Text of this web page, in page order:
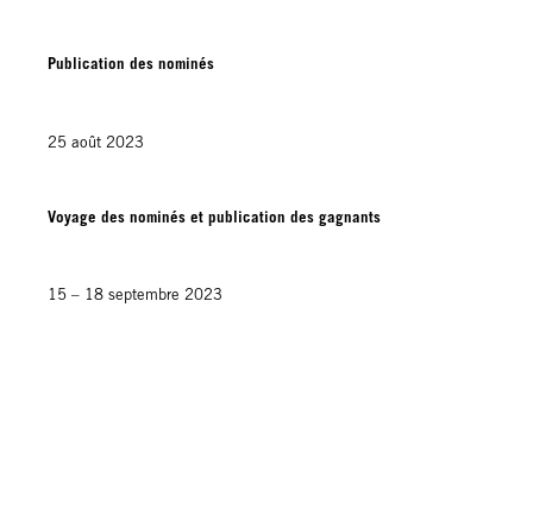
Publication des nominés
25 août 2023
Voyage des nominés et publication des gagnants
15 – 18 septembre 2023